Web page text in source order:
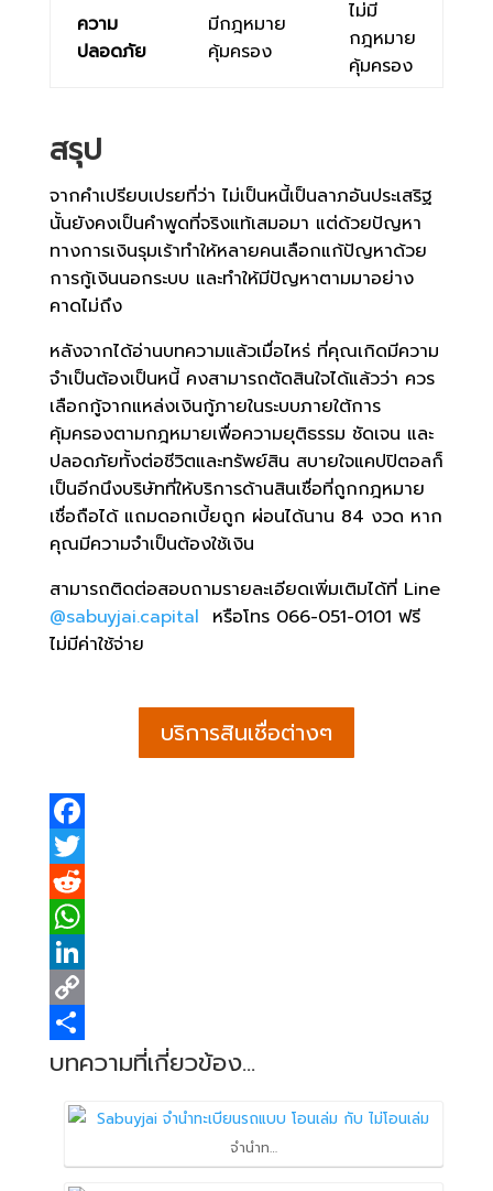
ความ
ปลอดภัย
มีกฎหมาย
คุ้มครอง
ไม่มี
กฎหมาย
คุ้มครอง
สรุป
จากคำเปรียบเปรยที่ว่า ไม่เป็นหนี้เป็นลาภอันประเสริฐ
นั้นยังคงเป็นคำพูดที่จริงแท้เสมอมา แต่ด้วยปัญหา
ทางการเงินรุมเร้าทำให้หลายคนเลือกแก้ปัญหาด้วย
การกู้เงินนอกระบบ และทำให้มีปัญหาตามมาอย่าง
คาดไม่ถึง
หลังจากได้อ่านบทความแล้วเมื่อไหร่ ที่คุณเกิดมีความ
จำเป็นต้องเป็นหนี้ คงสามารถตัดสินใจได้แล้วว่า ควร
เลือกกู้จากแหล่งเงินกู้ภายในระบบภายใต้การ
คุ้มครองตามกฎหมายเพื่อความยุติธรรม ชัดเจน และ
ปลอดภัยทั้งต่อชีวิตและทรัพย์สิน สบายใจแคปปิตอลก็
เป็นอีกนึงบริษัทที่ให้บริการด้านสินเชื่อที่ถูกกฎหมาย
เชื่อถือได้ แถมดอกเบี้ยถูก ผ่อนได้นาน 84 งวด หาก
คุณมีความจำเป็นต้องใช้เงิน
สามารถติดต่อสอบถามรายละเอียดเพิ่มเติมได้ที่ Line
@sabuyjai.capital หรือโทร 066-051-0101 ฟรี
ไม่มีค่าใช้จ่าย
บริการสินเชื่อต่างๆ
F
a
c
e
b
o
o
T
w
t
t
e
R
e
d
d
i
W
h
a
t
L
n
C
oSบทความที่เกี่ยวข้อง...
จำนำท…